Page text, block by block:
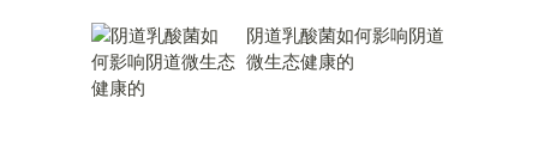
​阴道乳酸菌如何影响阴道
微生态健康的